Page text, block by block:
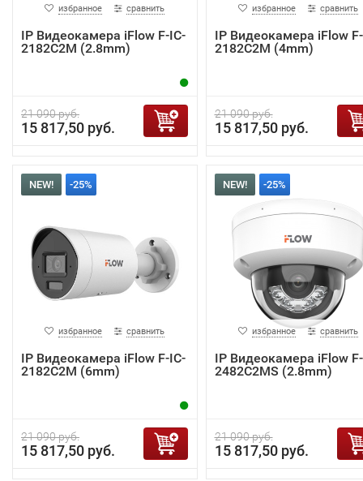
избранное сравнить
IP Видеокамера iFlow F-IC-
2182C2M (2.8mm)
21 090 руб.
15 817,50 руб.
избранное сравнить
IP Видеокамера iFlow
2182C2M (4mm)
21 090 руб.
15 817,50 руб.
NEW! -25%
избранное сравнить
IP Видеокамера iFlow F-IC-
2182C2M (6mm)
21 090 руб.
15 817,50 руб.
NEW! -25%
избранное сравнить
IP Видеокамера iFlow
2482C2MS (2.8mm)
21 090 руб.
15 817,50 руб.